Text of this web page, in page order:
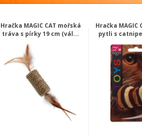
Hračka MAGIC CAT mořská
tráva s pírky 19 cm (vál...
Hračka MAGIC
pytli s